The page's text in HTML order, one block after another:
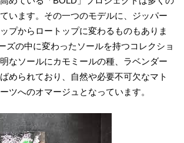
います。その一つのモデルに、ジッパー
プからロートップに変わるものもありま
ズの中に変わったソールを持つコレクショ
なソールにカモミールの種、ラベンダー
められており、自然や必要不可欠なマト
ツへのオマージュとなっています。